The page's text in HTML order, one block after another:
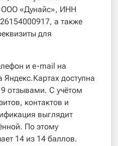
ООО «Дунайс», ИНН
а также
для
и e-mail на
доступна
отзывами. С учётом
контактов и
выглядит
По этому
14 из 14 баллов.